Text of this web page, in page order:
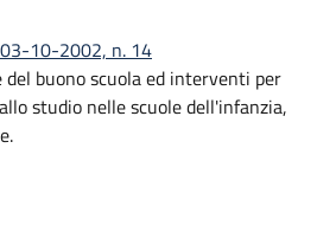
03-10-2002, n. 14
del buono scuola ed interventi per
studio nelle scuole dell'infanzia,